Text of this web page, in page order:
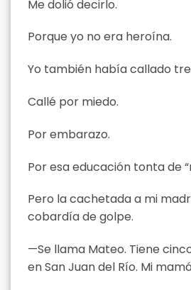
Me dolió decirlo.
Porque yo no era heroína.
Yo también había callado
Callé por miedo.
Por embarazo.
Por esa educación tonta de
Pero la cachetada a mi
cobardía de golpe.
—Se llama Mateo. Tiene
en San Juan del Río. Mi